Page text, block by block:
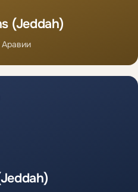
(Jeddah)
Аравии